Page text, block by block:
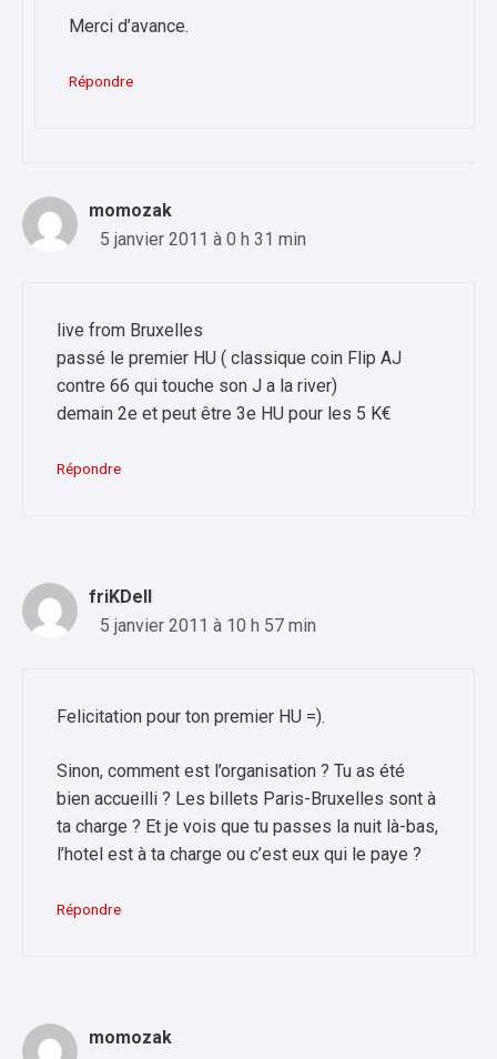
Merci d’avance.
Répondre
momozak
5 janvier 2011 à 0 h 31 min
live from Bruxelles
passé le premier HU ( classique coin Flip AJ
contre 66 qui touche son J a la river)
demain 2e et peut être 3e HU pour les 5 K€
Répondre
friKDell
5 janvier 2011 à 10 h 57 min
Felicitation pour ton premier HU =).
Sinon, comment est l’organisation ? Tu as été
bien accueilli ? Les billets Paris-Bruxelles sont à
ta charge ? Et je vois que tu passes la nuit là-bas,
l’hotel est à ta charge ou c’est eux qui le paye ?
Répondre
momozak